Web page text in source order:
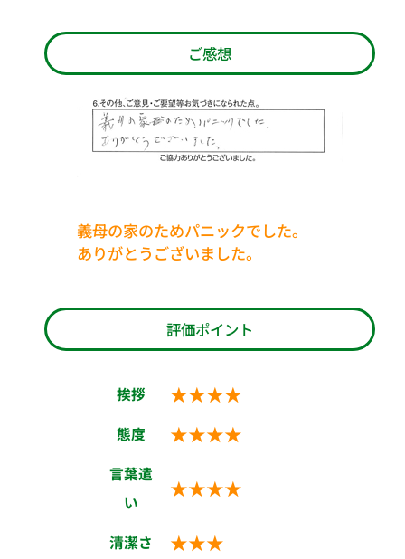
ご感想
義母の家のためパニックでした。
ありがとうございました。
評価ポイント
挨拶 ★★★★
態度 ★★★★
言葉遣
い
★★★★
清潔さ ★★★